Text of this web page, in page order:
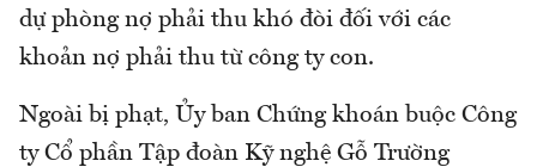
dự phòng nợ phải thu khó đòi đối với các
khoản nợ phải thu từ công ty con.
Ngoài bị phạt, Ủy ban Chứng khoán buộc Công
ty Cổ phần Tập đoàn Kỹ nghệ Gỗ Trường